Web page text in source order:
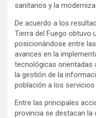
sanitarios y la
De acuerdo a los
Tierra del Fuego obtuvo
posicionándose entre
avances en la
tecnológicas orientadas
la gestión de la
población a los servicios
Entre las principales
provincia se destacan